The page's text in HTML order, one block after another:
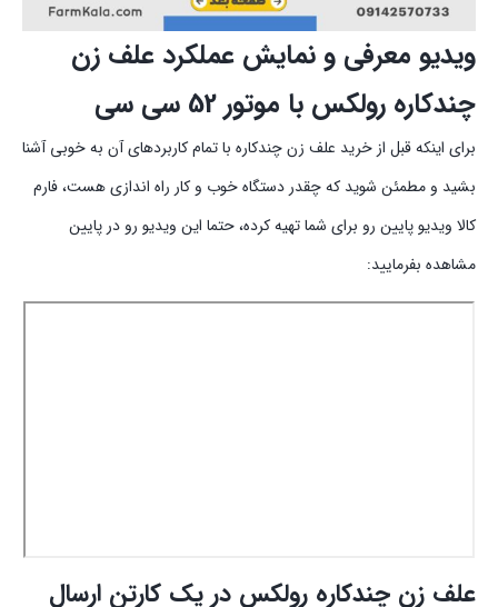
ویدیو معرفی و نمایش عملکرد علف زن
چندکاره رولکس با موتور 52 سی سی
برای اینکه قبل از خرید علف زن چندکاره با تمام کاربردهای آن به خوبی آشنا
بشید و مطمئن شوید که چقدر دستگاه خوب و کار راه اندازی هست، فارم
کالا ویدیو پایین رو برای شما تهیه کرده، حتما این ویدیو رو در پایین
مشاهده بفرمایید:
علف زن چندکاره رولکس در یک کارتن ارسال